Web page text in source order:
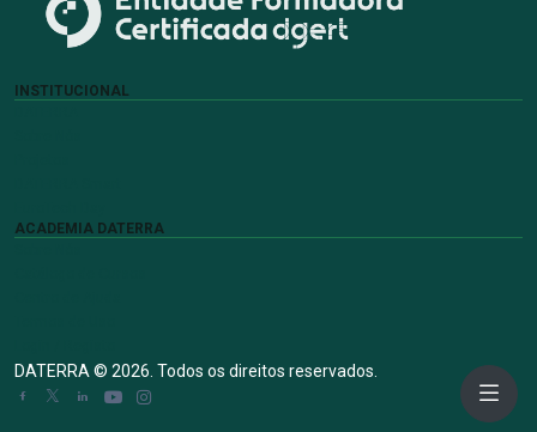
INSTITUCIONAL
ACADEMIA DATERRA
DATERRA © 2026. Todos os direitos reservados.